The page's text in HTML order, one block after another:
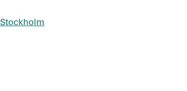
Stockholm